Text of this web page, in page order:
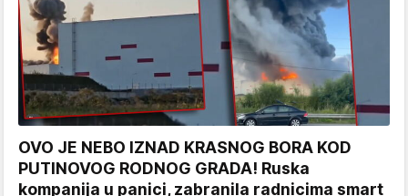
OVO JE NEBO IZNAD KRASNOG BORA KOD
PUTINOVOG RODNOG GRADA! Ruska
kompanija u panici, zabranila radnicima smart